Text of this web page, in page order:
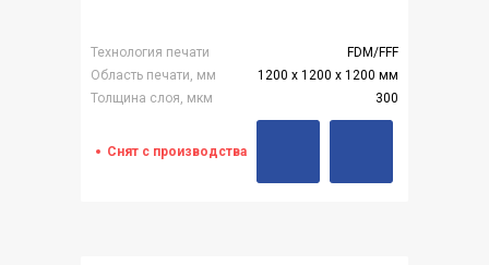
Технология печати
FDM/FFF
Область печати, мм
1200 х 1200 х 1200 мм
Толщина слоя, мкм
300
Снят с производства